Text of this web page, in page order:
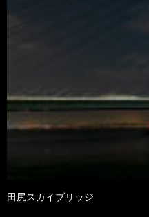
田尻スカイブリッジ